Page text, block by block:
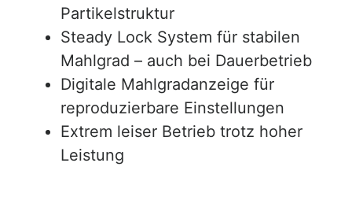
Partikelstruktur
Steady Lock System für stabilen
Mahlgrad – auch bei Dauerbetrieb
Digitale Mahlgradanzeige für
reproduzierbare Einstellungen
Extrem leiser Betrieb trotz hoher
Leistung